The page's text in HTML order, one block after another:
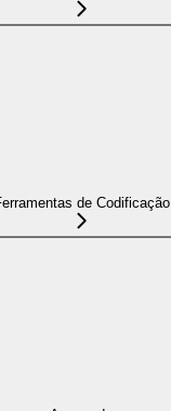
de Codificação